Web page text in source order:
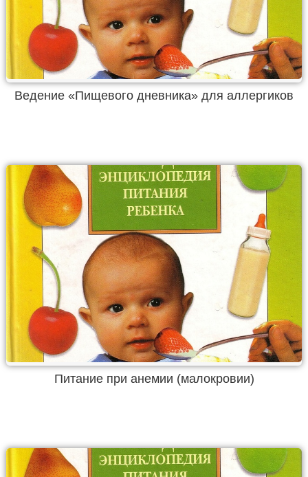
Ведение «Пищевого дневника» для аллергиков
Питание при анемии (малокровии)